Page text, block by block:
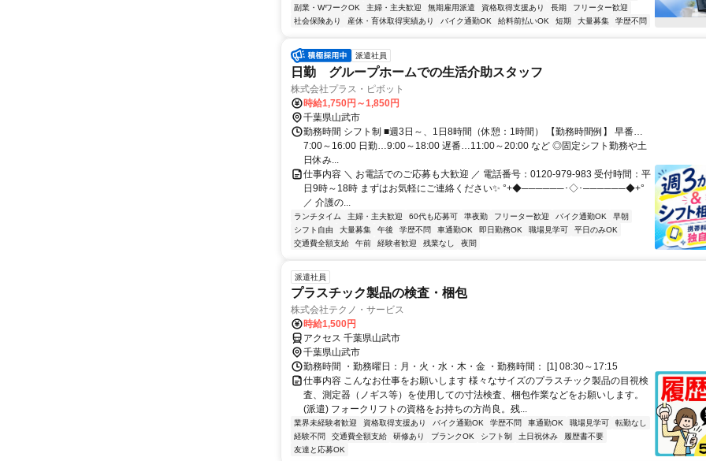
副業・WワークOK
主婦・主夫歓迎 無期雇用派遣 資格取得支援あり 長期
フリーター歓迎
社会保険あり
産休・育休取得実績あり バイク通勤OK 給料前払いOK 短期 大量募集 学歴不問
派遣社員
日勤 グループホームでの生活介助スタッフ
株式会社プラス・ピボット
時給1,750円～1,850円
千葉県山武市
勤務時間 シフト制 ■週3日～、1日8時間（休憩：1時間） 【勤務時間例】 早番…
7:00～16:00 日勤…9:00～18:00 遅番…11:00～20:00 など ◎固定シフト勤務や土
日休み...
仕事内容 ＼ お電話でのご応募も大歓迎 ／ 電話番号：0120-979-983 受付時間：平
日9時～18時 まずはお気軽にご連絡ください✨ °+◆──────･◇･──────◆+°
／ 介護の...
ランチタイム 主婦・主夫歓迎 60代も応募可 準夜勤 フリーター歓迎 バイク通勤OK
早朝
シフト自由
大量募集 午後 学歴不問 車通勤OK 即日勤務OK 職場見学可
平日のみOK
交通費全額支給
午前 経験者歓迎 残業なし 夜間
派遣社員
プラスチック製品の検査・梱包
株式会社テクノ・サービス
時給1,500円
アクセス 千葉県山武市
千葉県山武市
勤務時間 ・勤務曜日：月・火・水・木・金 ・勤務時間： [1] 08:30～17:15
仕事内容 こんなお仕事をお願いします 様々なサイズのプラスチック製品の目視検
査、測定器（ノギス等）を使用しての寸法検査、梱包作業などをお願いします。
(派遣) フォークリフトの資格をお持ちの方尚良。残...
業界未経験者歓迎 資格取得支援あり バイク通勤OK 学歴不問 車通勤OK 職場見学可
転勤なし
経験不問
交通費全額支給 研修あり ブランクOK シフト制 土日祝休み
履歴書不要
友達と応募OK